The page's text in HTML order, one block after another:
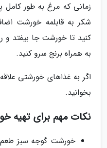
زمانی که مرغ به طور کامل
کنید تا خورشت جا بیفتد
به همراه برنج سرو کنید.
اگر به غذاهای خورشتی
بخوانید.
نکات مهم برای تهیه
خورشت گوجه سبز طعم